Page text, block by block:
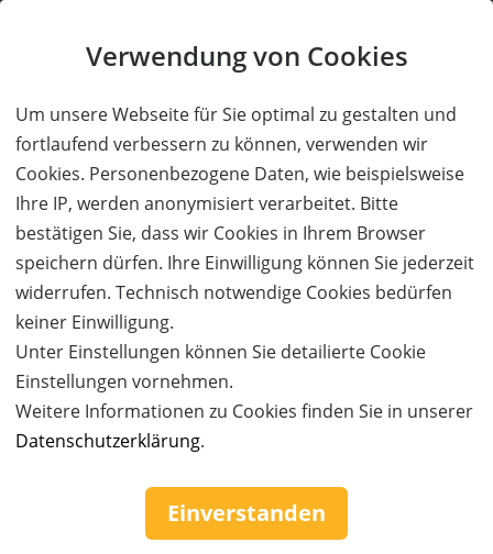
Verwendung von Cookies
Um unsere Webseite für Sie optimal zu gestalten und
fortlaufend verbessern zu können, verwenden wir
Cookies. Personenbezogene Daten, wie beispielsweise
Ihre IP, werden anonymisiert verarbeitet. Bitte
bestätigen Sie, dass wir Cookies in Ihrem Browser
speichern dürfen. Ihre Einwilligung können Sie jederzeit
widerrufen. Technisch notwendige Cookies bedürfen
keiner Einwilligung.
Unter Einstellungen können Sie detailierte Cookie
Einstellungen vornehmen.
Weitere Informationen zu Cookies finden Sie in unserer
Datenschutzerklärung.
Einverstanden
4 Übernachtungen für 2 Personen
in einer Suite zum halben Preis!
62%
WEITERE DETAILS JETZT BESTELLEN
Wert:
764,- € 290,- € 12 3,50 €
Das Aunhamer - Suite & Spa
5 Übernachtungen für 2 Personen
in einer Suite zum halben Preis!